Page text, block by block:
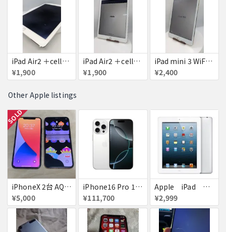
iPad Air2 ＋cellular 16GB
¥1,900
iPad Air2 ＋cellular 16GB
¥1,900
iPad mini 3 WiFi+Cellular 16GB
¥2,400
Other Apple listings
SOLD
iPhoneX 2台 AQUOSsense5g ジャンク品
¥5,000
iPhone16 Pro 128GB ホワイトチタニウム docomo 送料無料
¥111,700
Apple iPad ミニ
¥2,999